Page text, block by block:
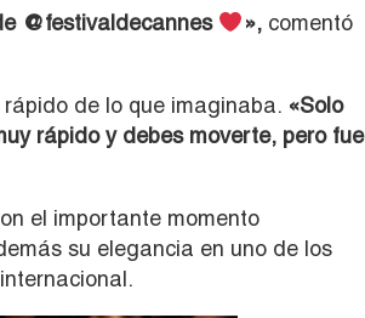
@festivaldecannes »,comentó
de lo que imaginaba. «Solo
rápido y debes moverte, pero fue
el importante momento
su elegancia en uno de los